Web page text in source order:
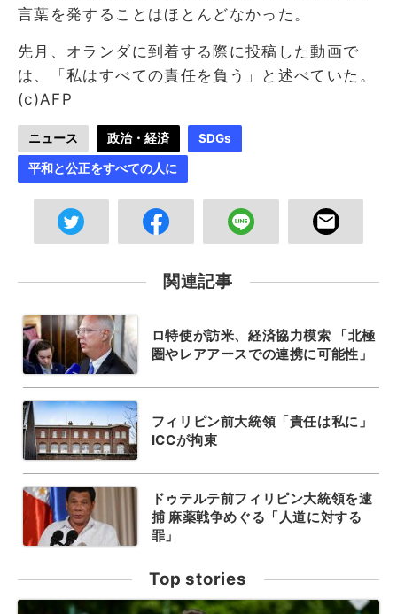
言葉を発することはほとんどなかった。
先月、オランダに到着する際に投稿した動画で
は、「私はすべての責任を負う」と述べていた。
(c)AFP
ニュース 政治・経済 SDGs
平和と公正をすべての人に
関連記事
ロ特使が訪米、経済協力模索 「北極
圏やレアアースでの連携に可能性」
フィリピン前大統領「責任は私に」
ICCが拘束
ドゥテルテ前フィリピン大統領を逮
捕 麻薬戦争めぐる「人道に対する
罪」
Top stories